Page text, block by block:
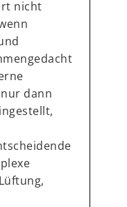
nicht
dann